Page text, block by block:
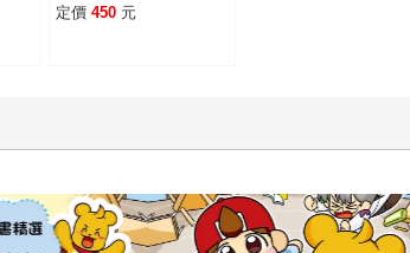
定價 450 元